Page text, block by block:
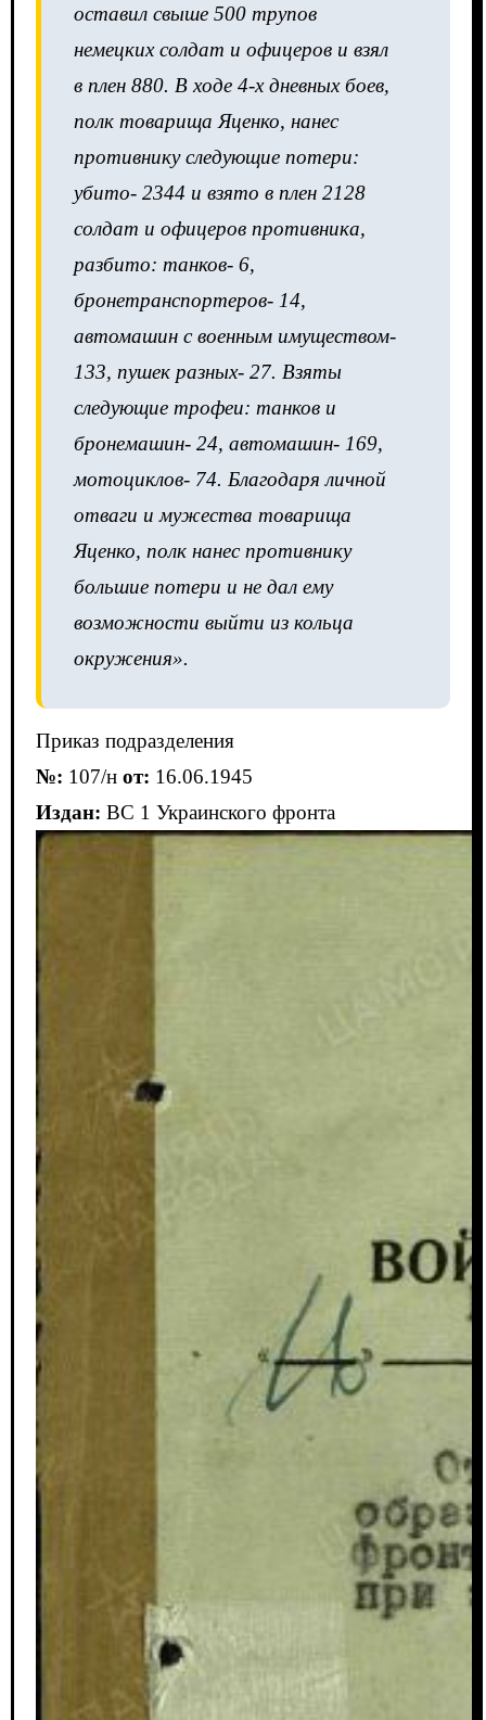
оставил свыше 500 трупов
немецких солдат и офицеров и взял
в плен 880. В ходе 4-х дневных боев,
полк товарища Яценко, нанес
противнику следующие потери:
убито- 2344 и взято в плен 2128
солдат и офицеров противника,
разбито: танков- 6,
бронетранспортеров- 14,
автомашин с военным имуществом-
133, пушек разных- 27. Взяты
следующие трофеи: танков и
бронемашин- 24, автомашин- 169,
мотоциклов- 74. Благодаря личной
отваги и мужества товарища
Яценко, полк нанес противнику
большие потери и не дал ему
возможности выйти из кольца
окружения».
Приказ подразделения
№: 107/н от: 16.06.1945
Издан: ВС 1 Украинского фронта